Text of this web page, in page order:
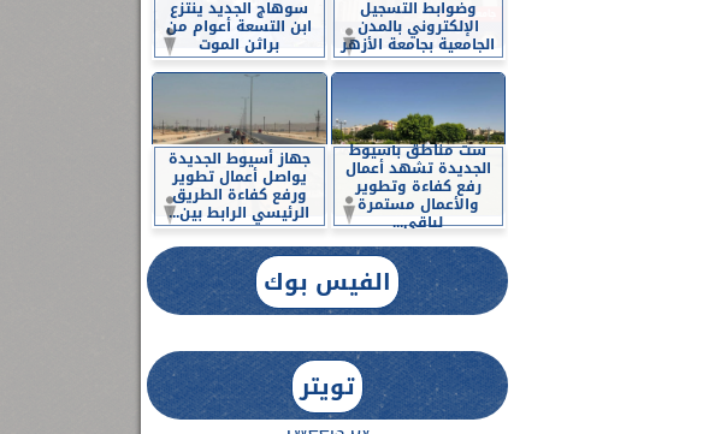
وضوابط التسجيل
الإلكتروني بالمدن
الجامعية بجامعة الأزهر
سوهاج الجديد ينتزع
ابن التسعة أعوام من
براثن الموت
ست مناطق بأسيوط
الجديدة تشهد أعمال
رفع كفاءة وتطوير
والأعمال مستمرة
لباقي...
جهاز أسيوط الجديدة
يواصل أعمال تطوير
ورفع كفاءة الطريق
الرئيسي الرابط بين...
الفيس بوك
تويتر